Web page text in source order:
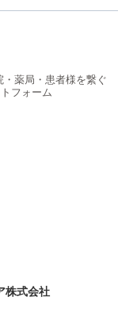
・薬局・患者様を繋ぐ
フォーム
株式会社